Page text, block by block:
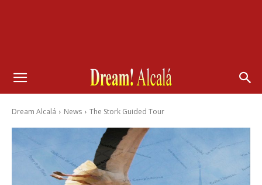
Dream Alcalá News The Stork Guided Tour